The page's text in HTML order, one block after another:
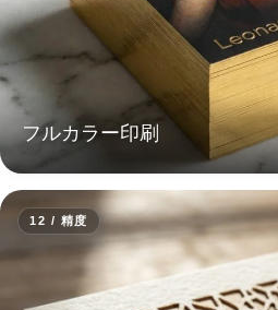
フルカラー印刷
12 / 精度